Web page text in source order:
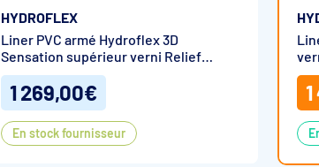
HYDROFLEX
Liner PVC armé Hydroflex 3D
Sensation supérieur verni Relief
150/100e
1 269,00€
En stock fournisseur